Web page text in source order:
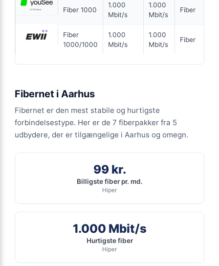
ANNONCE
KABEL
299
Coax 1000/500
▼ 1.000Mbit/s Download
▲ 500 Mbit/s Upload
Se tilbud hos Ewii →
ANNONCE
FIBER
Fiber 1000
1.000
Mbit/s
1.000
Mbit/s
Fiber
Fiber
1000/1000
1.000
Mbit/s
1.000
Mbit/s
Fiber
Fibernet i Aarhus
Fibernet er den mest stabile og hurtigste
forbindelsestype. Her er de 7 fiberpakker fra 5
udbydere, der er tilgængelige i Aarhus og omegn.
99 kr.
Billigste fiber pr. md.
Hiper
1.000 Mbit/s
Hurtigste fiber
Hiper